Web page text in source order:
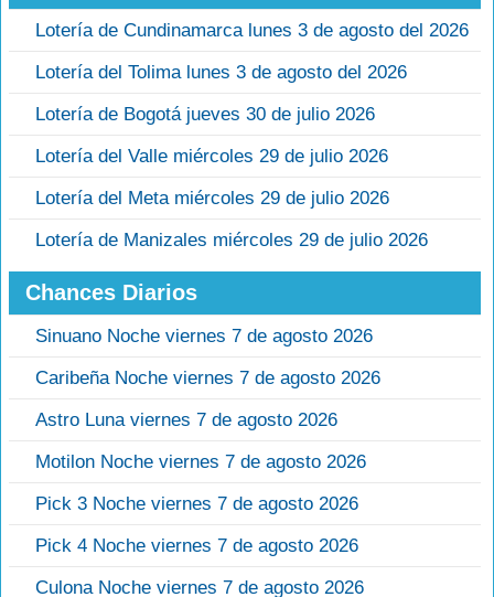
Lotería de Cundinamarca lunes 3 de agosto del 2026
Lotería del Tolima lunes 3 de agosto del 2026
Lotería de Bogotá jueves 30 de julio 2026
Lotería del Valle miércoles 29 de julio 2026
Lotería del Meta miércoles 29 de julio 2026
Lotería de Manizales miércoles 29 de julio 2026
Chances Diarios
Sinuano Noche viernes 7 de agosto 2026
Caribeña Noche viernes 7 de agosto 2026
Astro Luna viernes 7 de agosto 2026
Motilon Noche viernes 7 de agosto 2026
Pick 3 Noche viernes 7 de agosto 2026
Pick 4 Noche viernes 7 de agosto 2026
Culona Noche viernes 7 de agosto 2026